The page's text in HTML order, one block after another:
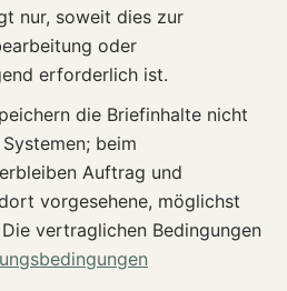
nur, soweit dies zur
oder
erforderlich ist.
die Briefinhalte nicht
beim
Auftrag und
vorgesehene, möglichst
vertraglichen Bedingungen